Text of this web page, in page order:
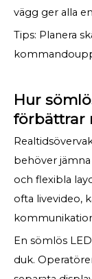
vägg ger alla
Tips: Planera
Hur
förbättrar
behöver
och flexibla
ofta livevideo,
En sömlös
duk.